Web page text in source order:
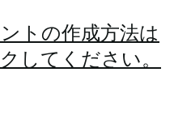
トの作成方法は
してください。